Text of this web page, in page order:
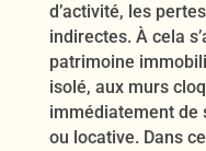
d’activité, les
indirectes. À cela
patrimoine
isolé, aux murs
immédiatement de
ou locative. Dans